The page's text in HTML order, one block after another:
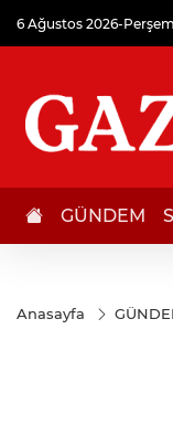
6 Ağustos 2026-
GÜNDEM
Anasayfa